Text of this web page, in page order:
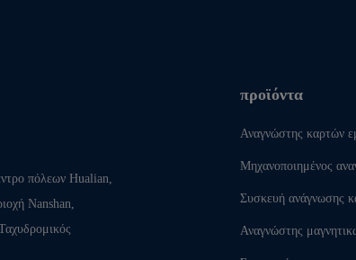
πόλεων Hualian,
Nanshan,
προϊόντα
Αναγνώστης καρτών
Μηχανοποιημένος
Συσκευή ανάγνωσης
Αναγνώστης